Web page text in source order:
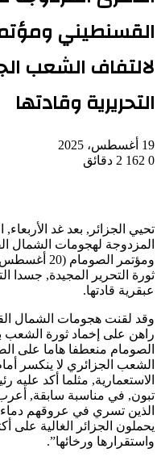
القسنطيني
لالتفاف الشعب
التحريرية وقادتها
19 أغسطس، 2025
0
2 دقائق
تحيي الجزائر, بعد غد
ثورة التحرير المجيدة, جسدا
عبقرية قادتها.
وقد لقنت هجومات الشمال
راهن على إخماد ثورة الشعب
الصومام منعطفا هاما على
الشعب الجزائري لا ينكسر
الاستعمارية, مثلما أكد عليه
تبون, في مناسبة سابقة, أعرب
الذين تسري في عروقهم دماء
يحملون الجزائر الغالية على
واستقرارها ورخائها”.